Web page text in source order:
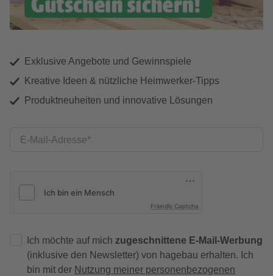
Exklusive Angebote und Gewinnspiele
Kreative Ideen & nützliche Heimwerker-Tipps
Produktneuheiten und innovative Lösungen
E-Mail-Adresse
Friendly Captcha
Ich möchte auf mich zugeschnittene E-Mail-Werbung
(inklusive den Newsletter) von hagebau erhalten. Ich
bin mit der Nutzung meiner personenbezogenen